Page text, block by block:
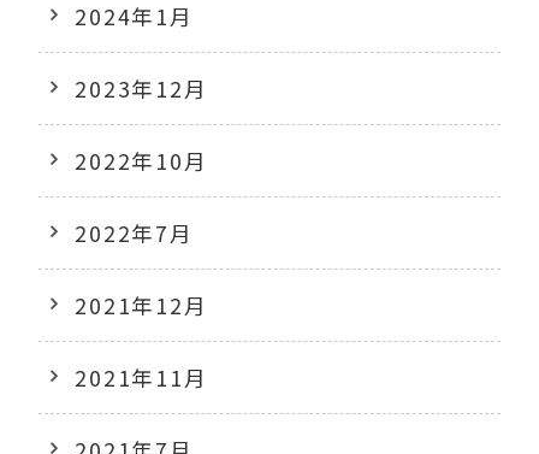
2024年1月
2023年12月
2022年10月
2022年7月
2021年12月
2021年11月